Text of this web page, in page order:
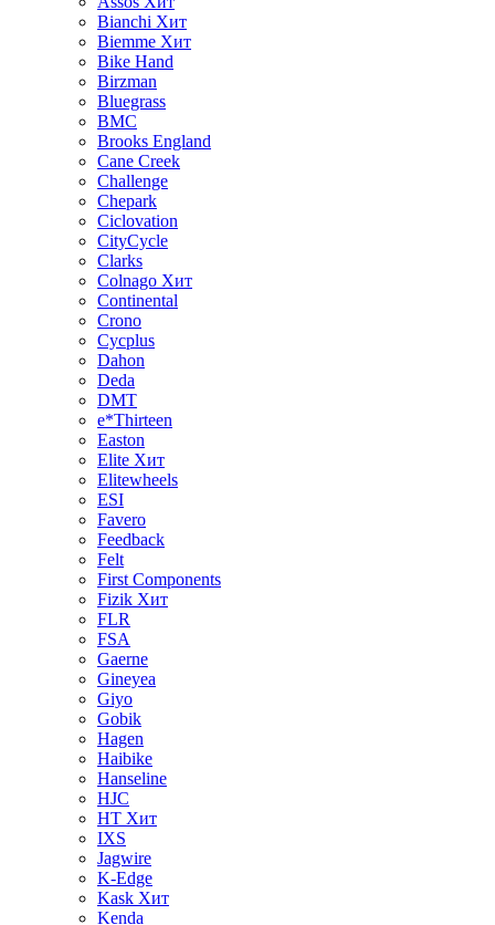
Bianchi Хит
Biemme Хит
Bike Hand
Birzman
Bluegrass
BMC
Brooks England
Cane Creek
Challenge
Chepark
Ciclovation
CityCycle
Clarks
Colnago Хит
Continental
Crono
Cycplus
Dahon
Deda
DMT
e*Thirteen
Easton
Elite Хит
Elitewheels
ESI
Favero
Feedback
Felt
First Components
Fizik Хит
FLR
FSA
Gaerne
Gineyea
Giyo
Gobik
Hagen
Haibike
Hanseline
HJC
HT Хит
IXS
Jagwire
K-Edge
Kask Хит
Kenda